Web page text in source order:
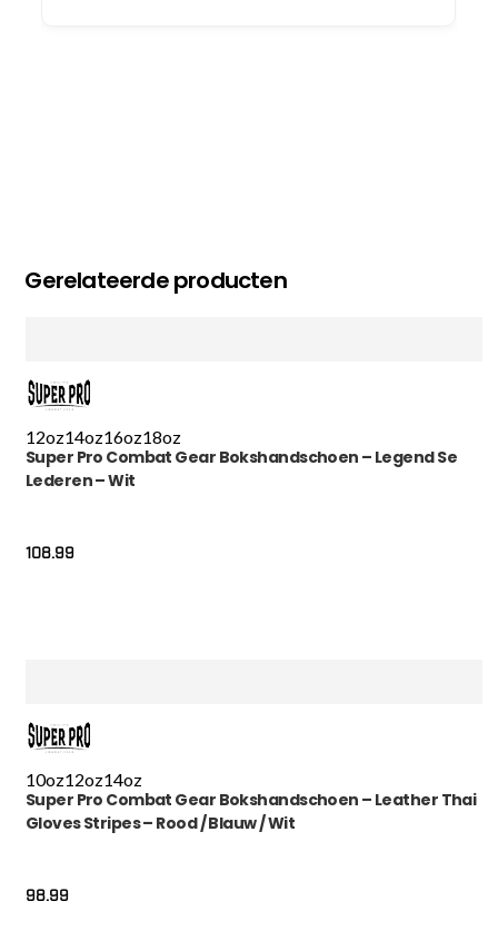
Gerelateerde producten
12oz14oz16oz18oz
Super Pro Combat Gear Bokshandschoen – Legend Se
Lederen – Wit
108.99
10oz12oz14oz
Super Pro Combat Gear Bokshandschoen – Leather Thai
Gloves Stripes – Rood / Blauw / Wit
98.99